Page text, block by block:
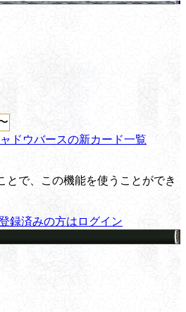
ドウバースの新カード一覧
とで、この機能を使うことができ
録済みの方はログイン